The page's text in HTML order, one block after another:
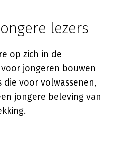
lezers
op zich in de
jongeren bouwen
die voor volwassenen,
jongere beleving van